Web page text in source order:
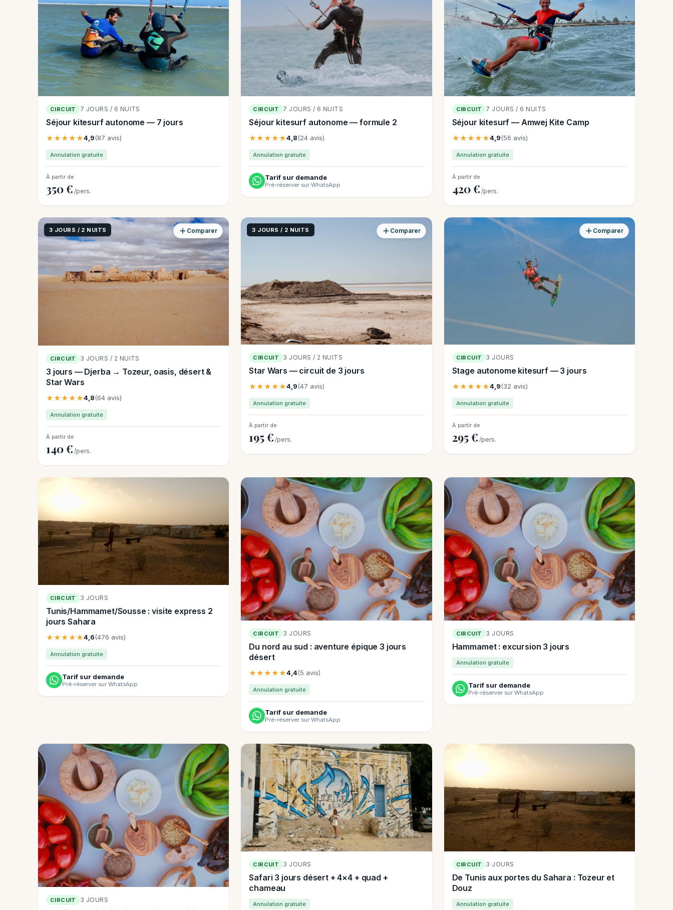
CIRCUIT 7 JOURS / 6 NUITS
Séjour kitesurf autonome — 7 jours
★★★★★4,9(87 avis)
Annulation gratuite
À partir de
350 € /pers.
CIRCUIT 7 JOURS / 6 NUITS
Séjour kitesurf autonome — formule 2
★★★★★4,8(24 avis)
Annulation gratuite
Tarif sur demande
Pré-réserver sur WhatsApp
CIRCUIT 7 JOURS / 6 NUITS
Séjour kitesurf — Amwej Kite Camp
★★★★★4,9(56 avis)
Annulation gratuite
À partir de
420 € /pers.
3 JOURS / 2 NUITS
CIRCUIT 3 JOURS / 2 NUITS
3 jours — Djerba → Tozeur, oasis, désert &
Star Wars
★★★★★4,8(64 avis)
Annulation gratuite
À partir de
140 € /pers.
Comparer 3 JOURS / 2 NUITS
CIRCUIT 3 JOURS / 2 NUITS
Star Wars — circuit de 3 jours
★★★★★4,9(47 avis)
Annulation gratuite
À partir de
195 € /pers.
Comparer
CIRCUIT 3 JOURS
Stage autonome kitesurf — 3 jours
★★★★★4,9(32 avis)
Annulation gratuite
À partir de
295 € /pers.
Comparer
CIRCUIT 3 JOURS
Tunis/Hammamet/Sousse : visite express 2
jours Sahara
★★★★★4,6(476 avis)
Annulation gratuite
Tarif sur demande
Pré-réserver sur WhatsApp
CIRCUIT 3 JOURS
Du nord au sud : aventure épique 3 jours
désert
★★★★★4,4(5 avis)
Annulation gratuite
Tarif sur demande
Pré-réserver sur WhatsApp
CIRCUIT 3 JOURS
Hammamet : excursion 3 jours
Annulation gratuite
Tarif sur demande
Pré-réserver sur WhatsApp
CIRCUIT 3 JOURS
CIRCUIT 3 JOURS
Safari 3 jours désert + 4×4 + quad +
chameau
Annulation gratuite
CIRCUIT 3 JOURS
De Tunis aux portes du Sahara : Tozeur et
Douz
Annulation gratuite